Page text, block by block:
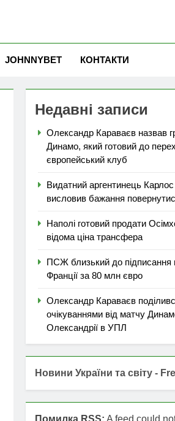
JOHNNYBET КОНТАКТИ
Недавні записи
Олександр Караваєв назвав
Динамо, який готовий до
європейський клуб
Видатний аргентинець
висловив бажання
Наполі готовий продати
відома ціна трансфера
ПСЖ близький до підписання
Франції за 80 млн євро
Олександр Караваєв
очікуваннями від матчу
Олександрії в УПЛ
Новини України та світу -
Помилка RSS: A feed could